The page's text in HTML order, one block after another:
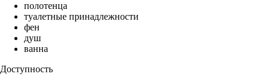
полотенца
туалетные принадлежности
фен
душ
ванна
Доступность